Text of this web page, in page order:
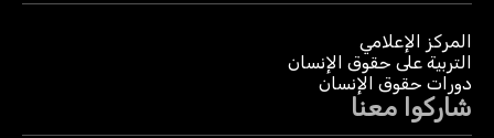
المركز الإعلامي
التربية على حقوق الإنسان
دورات حقوق الإنسان
شاركوا معنا